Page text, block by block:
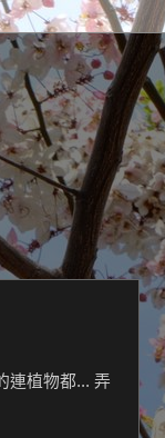
連植物都... 弄